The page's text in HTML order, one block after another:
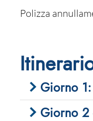
Polizza
Giorno
Giorno 2